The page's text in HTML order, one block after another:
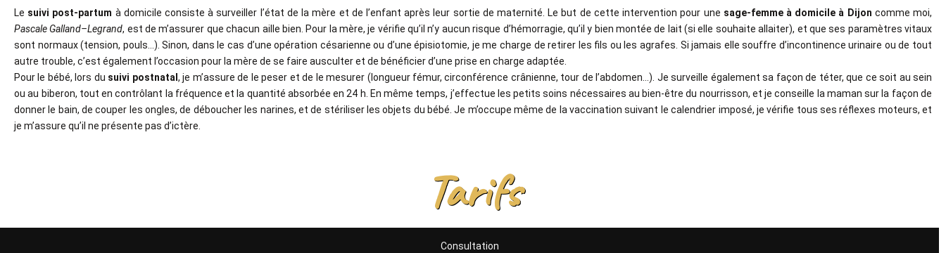
Le suivi post-partum à domicile consiste à surveiller l’état de la mère et de l’enfant après leur sortie de maternité. Le but de cette intervention pour une sage-femme à domicile à Dijon comme moi,
Pascale Galland–Legrand, est de m’assurer que chacun aille bien. Pour la mère, je vérifie qu’il n’y aucun risque d’hémorragie, qu’il y bien montée de lait (si elle souhaite allaiter), et que ses paramètres vitaux
sont normaux (tension, pouls…). Sinon, dans le cas d’une opération césarienne ou d’une épisiotomie, je me charge de retirer les fils ou les agrafes. Si jamais elle souffre d’incontinence urinaire ou de tout
autre trouble, c’est également l’occasion pour la mère de se faire ausculter et de bénéficier d’une prise en charge adaptée.
Pour le bébé, lors du suivi postnatal , je m’assure de le peser et de le mesurer (longueur fémur, circonférence crânienne, tour de l’abdomen…). Je surveille également sa façon de téter, que ce soit au sein
ou au biberon, tout en contrôlant la fréquence et la quantité absorbée en 24 h. En même temps, j’effectue les petits soins nécessaires au bien-être du nourrisson, et je conseille la maman sur la façon de
donner le bain, de couper les ongles, de déboucher les narines, et de stériliser les objets du bébé. Je m’occupe même de la vaccination suivant le calendrier imposé, je vérifie tous ses réflexes moteurs, et
je m’assure qu’il ne présente pas d’ictère.
Tarifs
Consultation